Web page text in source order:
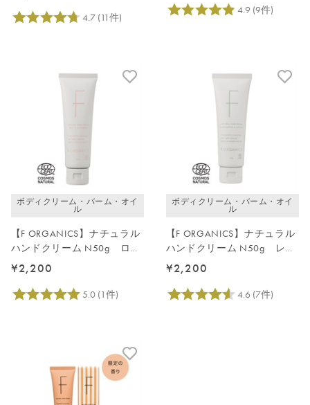
ボディクリーム・バーム・オイ
ル
【F ORGANICS】ナチュラル
ハンドクリーム N50g ロー
ズ＆シダーウッド
¥2,200
ボディクリーム・バーム・オイ
ル
【F ORGANICS】ナチュラル
ハンドクリーム N50g レモ
ングラス＆ジュニパー
¥2,200